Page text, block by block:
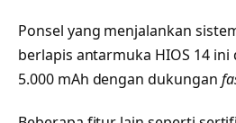
Ponsel yang menjalankan
berlapis antarmuka HIOS 14
5.000 mAh dengan dukungan